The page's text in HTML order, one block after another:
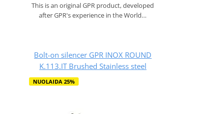
This is an original GPR product, developed
after GPR's experience in the World…
Bolt-on silencer GPR INOX ROUND
K.113.IT Brushed Stainless steel
NUOLAIDA 25%